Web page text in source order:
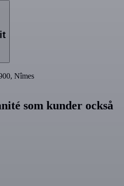
Nîmes
som kunder också